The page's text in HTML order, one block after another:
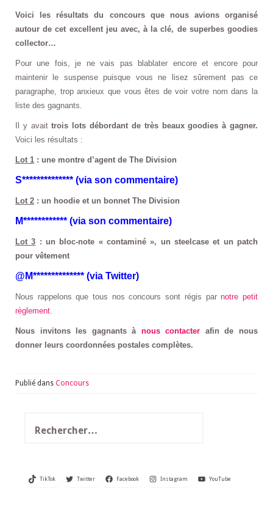
Voici les résultats du concours que nous avions organisé
autour de cet excellent jeu avec, à la clé, de superbes goodies
collector…
Pour une fois, je ne vais pas blablater encore et encore pour
maintenir le suspense puisque vous ne lisez sûrement pas ce
paragraphe, trop anxieux que vous êtes de voir votre nom dans la
liste des gagnants.
Il y avaittrois lots débordant de très beaux goodies à gagner.
Voici les résultats :
Lot 1 : une montre d’agent de The Division
S************** (via son commentaire)
Lot 2 : un hoodie et un bonnet The Division
M************ (via son commentaire)
Lot 3 : un bloc-note « contaminé », un steelcase et un patch
pour vêtement
@M************** (via Twitter)
Nous rappelons que tous nos concours sont régis parnotre petit
règlement
Nous invitons les gagnants à nous contacter afin de nous
donner leurs coordonnées postales complètes.
Publié dans Concours
TikTok Twitter Facebook Instagram YouTube